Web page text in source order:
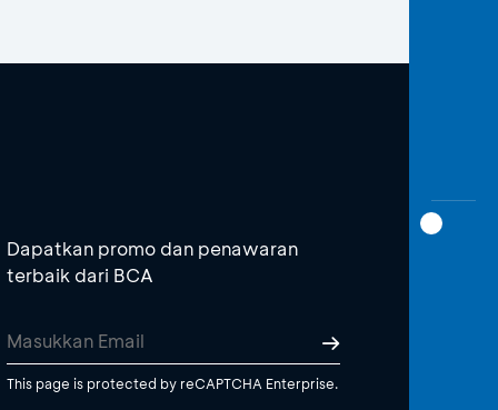
Dapatkan promo dan penawaran
terbaik dari BCA
This page is protected by reCAPTCHA Enterprise.